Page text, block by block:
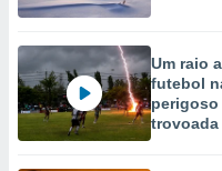
Um raio
futebol
perigoso
trovoada